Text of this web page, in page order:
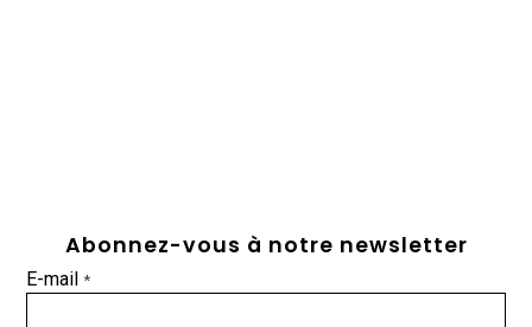
Abonnez-vous à notre newsletter
E-mail*